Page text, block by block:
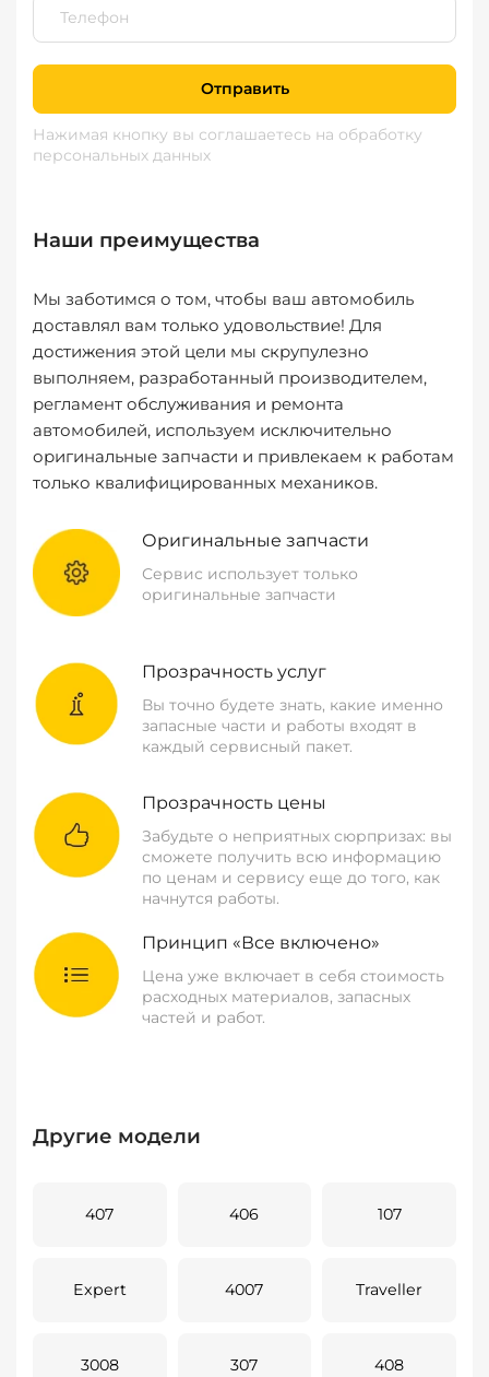
Отправить
Нажимая кнопку вы соглашаетесь на обработку
персональных данных
Наши преимущества
Мы заботимся о том, чтобы ваш автомобиль
доставлял вам только удовольствие! Для
достижения этой цели мы скрупулезно
выполняем, разработанный производителем,
регламент обслуживания и ремонта
автомобилей, используем исключительно
оригинальные запчасти и привлекаем к работам
только квалифицированных механиков.
Оригинальные запчасти
Сервис использует только
оригинальные запчасти
Прозрачность услуг
Вы точно будете знать, какие именно
запасные части и работы входят в
каждый сервисный пакет.
Прозрачность цены
Забудьте о неприятных сюрпризах: вы
сможете получить всю информацию
по ценам и сервису еще до того, как
начнутся работы.
Принцип «Все включено»
Цена уже включает в себя стоимость
расходных материалов, запасных
частей и работ.
Другие модели
407 406 107
Expert 4007 Traveller
3008 307 408